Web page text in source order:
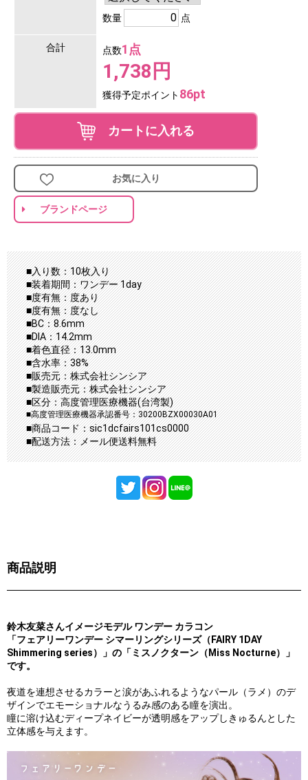
数量 点
合計 点数1点
1,738円
獲得予定ポイント 86pt
カートに入れる
お気に入り
ブランドページ
■入り数：10枚入り
■装着期間：ワンデー 1day
■度有無：度あり
■度有無：度なし
■BC：8.6mm
■DIA：14.2mm
■着色直径：13.0mm
■含水率：38%
■販売元：株式会社シンシア
■製造販売元：株式会社シンシア
■区分：高度管理医療機器(台湾製)
■高度管理医療機器承認番号：30200BZX00030A01
■商品コード：sic1dcfairs101cs0000
■配送方法：メール便送料無料
商品説明
鈴木友菜さんイメージモデル ワンデー カラコン
「フェアリーワンデー シマーリングシリーズ（FAIRY 1DAY
Shimmering series）」の「ミスノクターン（Miss Nocturne）」
です。
夜道を連想させるカラーと涙があふれるようなパール（ラメ）のデ
ザインでエモーショナルなうるみ感のある瞳を演出。
瞳に溶け込むディープネイビーが透明感をアップしきゅるんとした
立体感を与えます。